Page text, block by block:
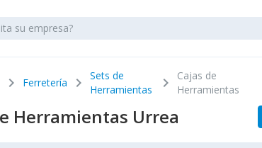
chevron_right Ferretería chevron_right
Sets de
Herramientas
chevron_right
Cajas de
Herramientas
Herramientas Urrea